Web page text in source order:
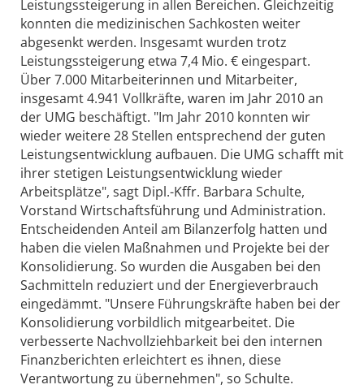
Leistungssteigerung in allen Bereichen. Gleichzeitig
konnten die medizinischen Sachkosten weiter
abgesenkt werden. Insgesamt wurden trotz
Leistungssteigerung etwa 7,4 Mio. € eingespart.
Über 7.000 Mitarbeiterinnen und Mitarbeiter,
insgesamt 4.941 Vollkräfte, waren im Jahr 2010 an
der UMG beschäftigt. "Im Jahr 2010 konnten wir
wieder weitere 28 Stellen entsprechend der guten
Leistungsentwicklung aufbauen. Die UMG schafft mit
ihrer stetigen Leistungsentwicklung wieder
Arbeitsplätze", sagt Dipl.-Kffr. Barbara Schulte,
Vorstand Wirtschaftsführung und Administration.
Entscheidenden Anteil am Bilanzerfolg hatten und
haben die vielen Maßnahmen und Projekte bei der
Konsolidierung. So wurden die Ausgaben bei den
Sachmitteln reduziert und der Energieverbrauch
eingedämmt. "Unsere Führungskräfte haben bei der
Konsolidierung vorbildlich mitgearbeitet. Die
verbesserte Nachvollziehbarkeit bei den internen
Finanzberichten erleichtert es ihnen, diese
Verantwortung zu übernehmen", so Schulte.